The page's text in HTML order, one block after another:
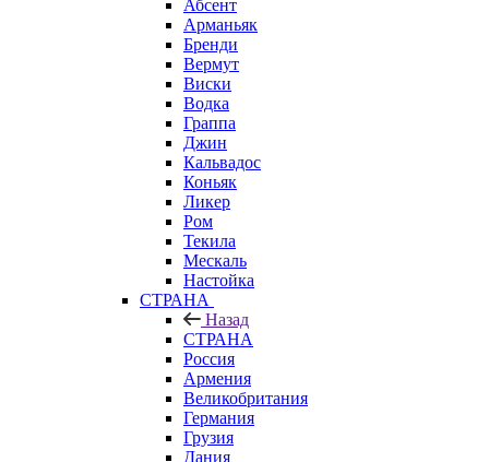
Абсент
Арманьяк
Бренди
Вермут
Виски
Водка
Граппа
Джин
Кальвадос
Коньяк
Ликер
Ром
Текила
Мескаль
Настойка
СТРАНА
Назад
СТРАНА
Россия
Армения
Великобритания
Германия
Грузия
Дания